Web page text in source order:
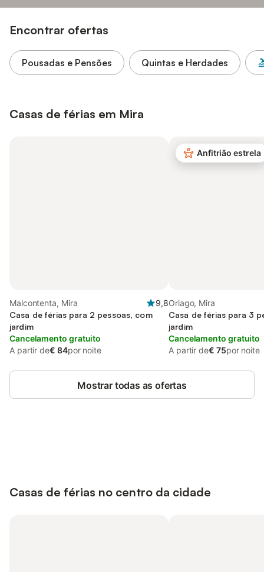
Encontrar ofertas
Pousadas e Pensões Quintas e Herdades
Casas de férias em Mira
Malcontenta, Mira
9,8
Casa de férias para 2 pessoas, com
jardim
Cancelamento gratuito
A partir de€ 84por noite
Anfitrião estrela
Oriago, Mira
Casa de férias para 3
jardim
Cancelamento gratuito
A partir de€ 75por noite
Mostrar todas as ofertas
Casas de férias no centro da cidade